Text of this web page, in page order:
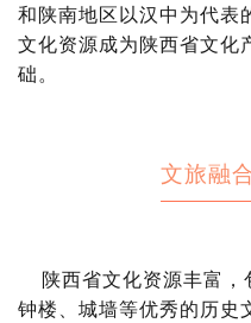
和陕南地区以汉中为代表
文化资源成为陕西省文化
础。
文旅融
陕西省文化资源丰富，
钟楼、城墙等优秀的历史